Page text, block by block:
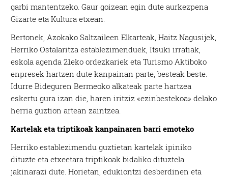
garbi mantentzeko. Gaur goizean egin dute aurkezpena
Gizarte eta Kultura etxean.
Bertonek, Azokako Saltzaileen Elkarteak, Haitz Nagusijek,
Herriko Ostalaritza establezimenduek, Itsuki irratiak,
eskola agenda 21eko ordezkariek eta Turismo Aktiboko
enpresek hartzen dute kanpainan parte, besteak beste.
Idurre Bideguren Bermeoko alkateak parte hartzea
eskertu gura izan die, haren iritziz «ezinbestekoa» delako
herria guztion artean zaintzea.
Kartelak eta triptikoak kanpainaren barri emoteko
Herriko establezimendu guztietan kartelak ipiniko
dituzte eta etxeetara triptikoak bidaliko dituztela
jakinarazi dute. Horietan, edukiontzi desberdinen eta